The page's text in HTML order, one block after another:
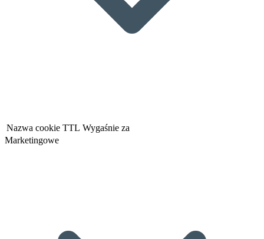
Nazwa cookie TTL Wygaśnie za
Marketingowe